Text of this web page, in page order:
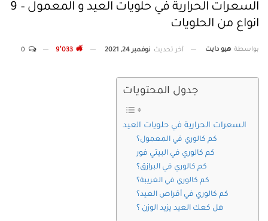
السعرات الحرارية في حلويات العيد و المعمول – 9
انواع من الحلويات
بواسطة هيو دايت آخر تحديث نوفمبر 24, 2021
جدول المحتويات
السعرات الحرارية في حلويات العيد
كم كالوري في المعمول؟
كم كالوري في البيتي فور
كم كالوري في البرازق؟
كم كالوري في الغريبة؟
كم كالوري في أقراص العيد؟
هل كعك العيد يزيد الوزن ؟